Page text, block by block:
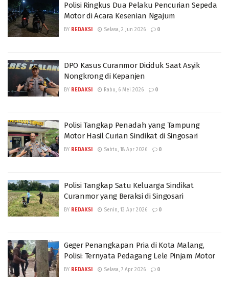
Polisi Ringkus Dua Pelaku Pencurian Sepeda
Motor di Acara Kesenian Ngajum
BY REDAKSI Selasa, 2 Jun 2026 0
DPO Kasus Curanmor Diciduk Saat Asyik
Nongkrong di Kepanjen
BY REDAKSI Rabu, 6 Mei 2026 0
Polisi Tangkap Penadah yang Tampung
Motor Hasil Curian Sindikat di Singosari
BY REDAKSI Sabtu, 18 Apr 2026 0
Polisi Tangkap Satu Keluarga Sindikat
Curanmor yang Beraksi di Singosari
BY REDAKSI Senin, 13 Apr 2026 0
Geger Penangkapan Pria di Kota Malang,
Polisi: Ternyata Pedagang Lele Pinjam Motor
BY REDAKSI Selasa, 7 Apr 2026 0